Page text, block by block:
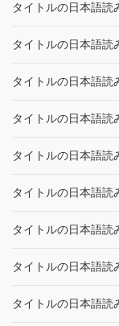
タイトルの日本語読
タイトルの日本語読
タイトルの日本語読
タイトルの日本語読
タイトルの日本語読
タイトルの日本語読
タイトルの日本語読
タイトルの日本語読
タイトルの日本語読